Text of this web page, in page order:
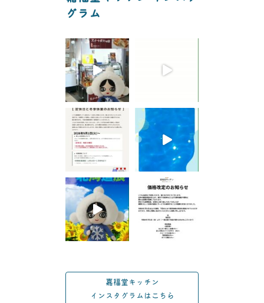
グラム
嘉福堂キッチン
インスタグラムはこちら